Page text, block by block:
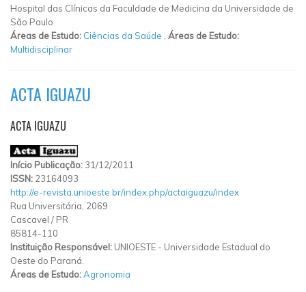
Hospital das Clínicas da Faculdade de Medicina da Universidade de
São Paulo
Áreas de Estudo: Ciências da Saúde
Áreas de Estudo:
Multidisciplinar
ACTA IGUAZU
ACTA IGUAZU
Início Publicação: 31/12/2011
ISSN: 23164093
http://e-revista.unioeste.br/index.php/actaiguazu/index
Rua Universitária, 2069
Cascavel / PR
85814-110
Instituição Responsável: UNIOESTE - Universidade Estadual do
Oeste do Paraná.
Áreas de Estudo:Agronomia